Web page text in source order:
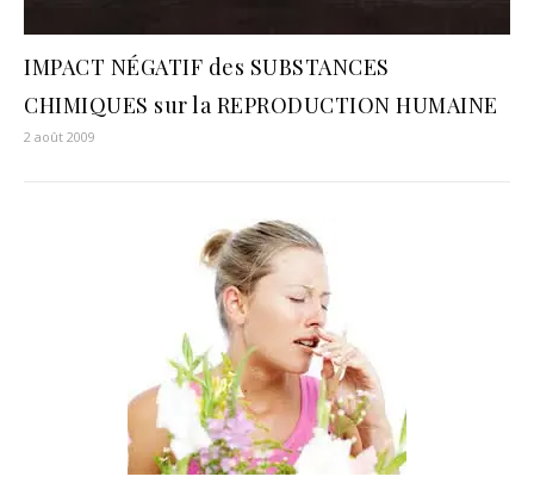
IMPACT NÉGATIF des SUBSTANCES
CHIMIQUES sur la REPRODUCTION HUMAINE
2 août 2009